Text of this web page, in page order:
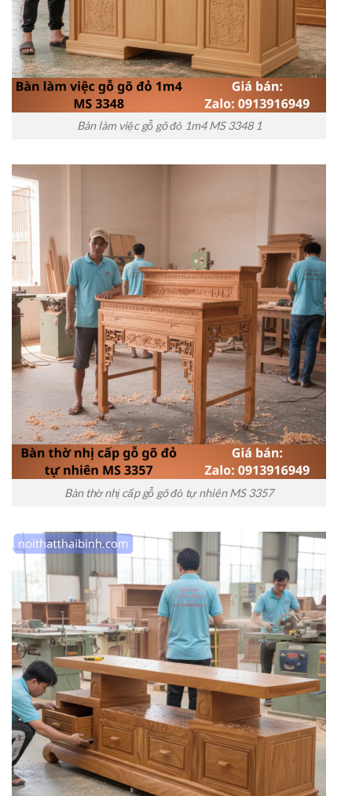
Bàn làm việc gỗ gõ đỏ 1m4 MS 3348 1
Bàn thờ nhị cấp gỗ gõ đỏ tự nhiên MS 3357